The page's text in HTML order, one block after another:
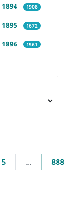
1894 1908
1895 1672
1896 1561
5 ... 888